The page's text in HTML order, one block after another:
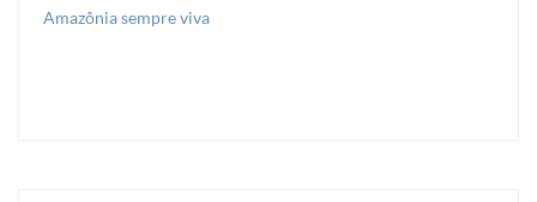
Amazônia sempre viva